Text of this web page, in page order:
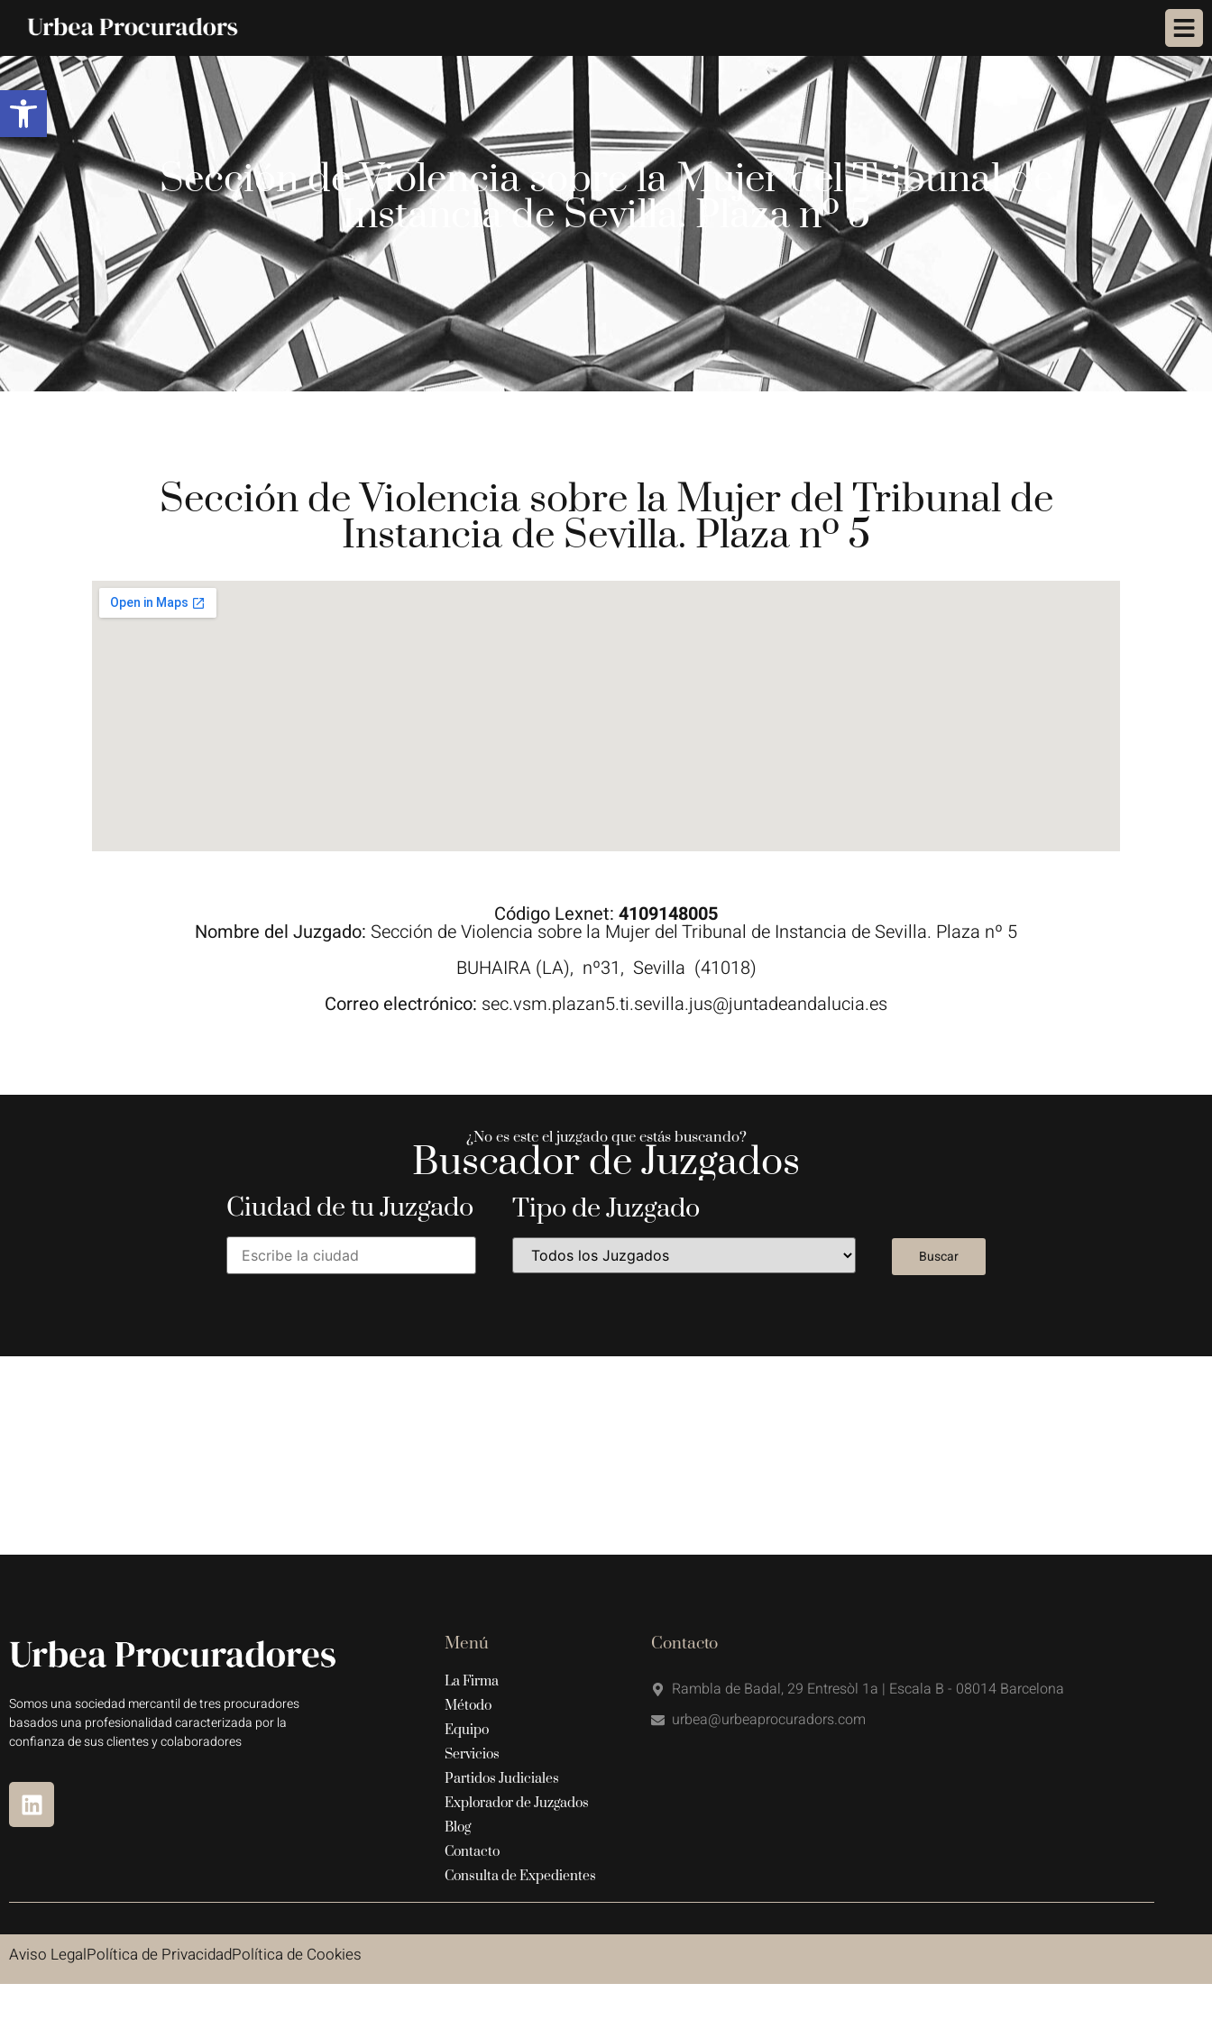
Abrir barra de herramientas
Sección de Violencia sobre la Mujer del Tribunal de
Instancia de Sevilla. Plaza nº 5
Sección de Violencia sobre la Mujer del Tribunal de
Instancia de Sevilla. Plaza nº 5
Código Lexnet: 4109148005
Nombre del Juzgado: Sección de Violencia sobre la Mujer del Tribunal de Instancia de Sevilla. Plaza nº 5
BUHAIRA (LA), nº31, Sevilla (41018)
Correo electrónico: sec.vsm.plazan5.ti.sevilla.jus@juntadeandalucia.es
¿No es este el juzgado que estás buscando?
Buscador de Juzgados
Ciudad de tu Juzgado Tipo de Juzgado
Somos una sociedad mercantil de tres procuradores
basados una profesionalidad caracterizada por la
confianza de sus clientes y colaboradores
Menú
La Firma
Método
Equipo
Servicios
Partidos Judiciales
Explorador de Juzgados
Blog
Contacto
Consulta de Expedientes
Contacto
Rambla de Badal, 29 Entresòl 1a | Escala B - 08014 Barcelona
urbea@urbeaprocuradors.com
Aviso LegalPolítica de PrivacidadPolítica de Cookies